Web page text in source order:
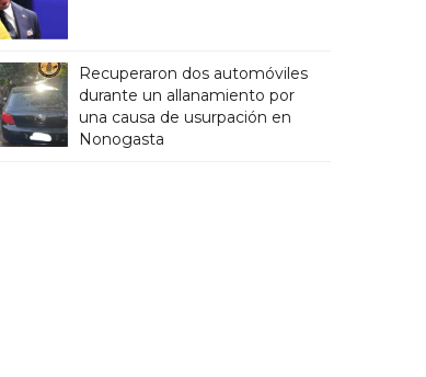
Recuperaron dos automóviles
durante un allanamiento por
una causa de usurpación en
Nonogasta